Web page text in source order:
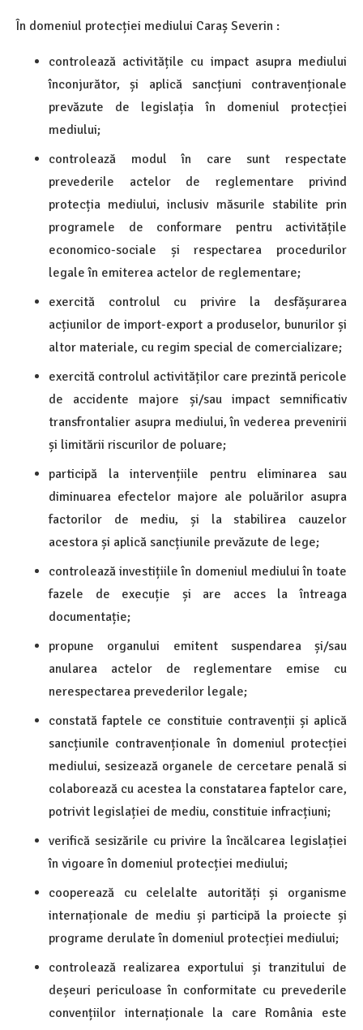
În domeniul protecției mediului Caraș Severin :
controlează activitățile cu impact asupra mediului
înconjurător, și aplică sancțiuni contravenționale
prevăzute de legislația în domeniul protecției
mediului;
controlează modul în care sunt respectate
prevederile actelor de reglementare privind
protecția mediului, inclusiv măsurile stabilite prin
programele de conformare pentru activitățile
economico-sociale și respectarea procedurilor
legale în emiterea actelor de reglementare;
exercită controlul cu privire la desfășurarea
acțiunilor de import-export a produselor, bunurilor și
altor materiale, cu regim special de comercializare;
exercită controlul activităților care prezintă pericole
de accidente majore și/sau impact semnificativ
transfrontalier asupra mediului, în vederea prevenirii
și limitării riscurilor de poluare;
participă la intervențiile pentru eliminarea sau
diminuarea efectelor majore ale poluărilor asupra
factorilor de mediu, și la stabilirea cauzelor
acestora și aplică sancțiunile prevăzute de lege;
controlează investițiile în domeniul mediului în toate
fazele de execuție și are acces la întreaga
documentație;
propune organului emitent suspendarea și/sau
anularea actelor de reglementare emise cu
nerespectarea prevederilor legale;
constată faptele ce constituie contravenții și aplică
sancțiunile contravenționale în domeniul protecției
mediului, sesizează organele de cercetare penală si
colaborează cu acestea la constatarea faptelor care,
potrivit legislației de mediu, constituie infracțiuni;
verifică sesizările cu privire la încălcarea legislației
în vigoare în domeniul protecției mediului;
cooperează cu celelalte autorități și organisme
internaționale de mediu și participă la proiecte și
programe derulate în domeniul protecției mediului;
controlează realizarea exportului și tranzitului de
deșeuri periculoase în conformitate cu prevederile
convențiilor internaționale la care România este